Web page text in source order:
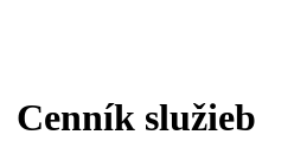
Cenník služieb